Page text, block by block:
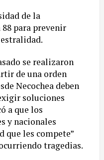
de la
para prevenir
se realizaron
de una orden
Necochea deben
soluciones
a que los
y nacionales
que les compete”
tragedias.